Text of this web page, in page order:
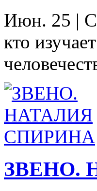
Июн. 25 |
кто
ЗВЕНО.